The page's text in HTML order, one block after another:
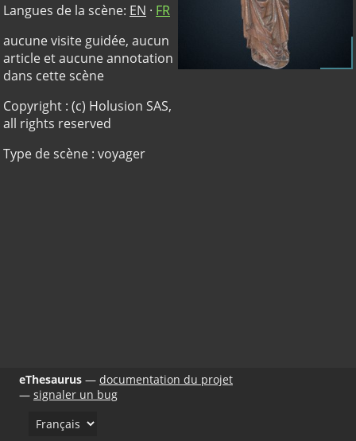
Langues de la scène: EN · FR
aucune visite guidée, aucun
article et aucune annotation
dans cette scène
Copyright : (c) Holusion SAS,
all rights reserved
Type de scène : voyager
eThesaurus
documentation du projet
signaler un bug